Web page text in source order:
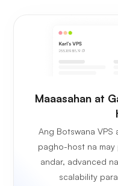
Maaasahan at
Ang Botswana
pagho-host na
andar, advanced
scalability